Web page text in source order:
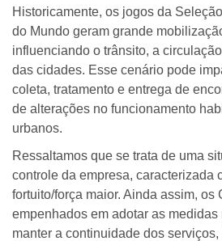
Historicamente, os jogos da
do Mundo geram grande
influenciando o trânsito, a
das cidades. Esse cenário pode
coleta, tratamento e entrega de
de alterações no funcionamento
urbanos.
Ressaltamos que se trata de uma
controle da empresa, caracterizada
fortuito/força maior. Ainda assim, os
empenhados em adotar as
manter a continuidade dos